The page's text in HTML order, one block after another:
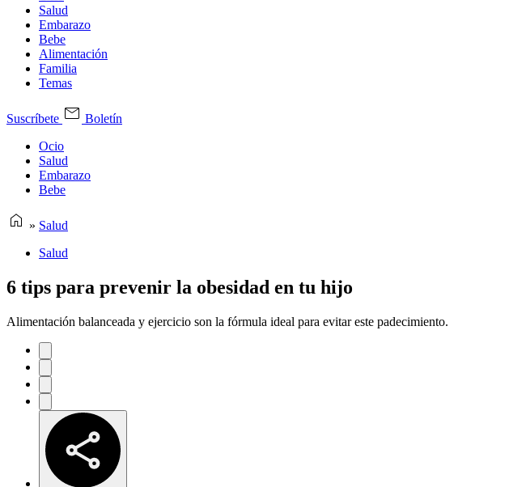
Salud
Embarazo
Bebe
Alimentación
Familia
Temas
Suscríbete
Boletín
Ocio
Salud
Embarazo
Bebe
» Salud
Salud
6 tips para prevenir la obesidad en tu hijo
Alimentación balanceada y ejercicio son la fórmula ideal para evitar este padecimiento.